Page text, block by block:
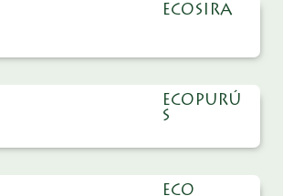
ECOSIRA
ECOPURÚ
S
ECO